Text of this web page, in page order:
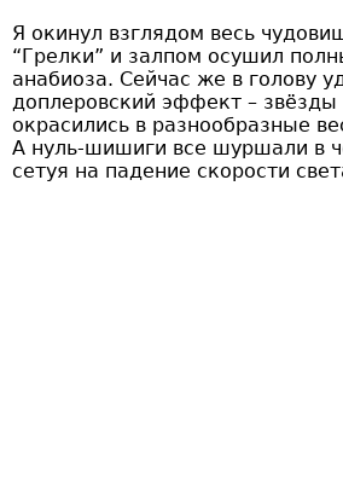
Я окинул взглядом весь
“Грелки” и залпом осушил
анабиоза. Сейчас же в голову
доплеровский эффект –
окрасились в разнообразные
А нуль-шишиги все шуршали в
сетуя на падение скорости